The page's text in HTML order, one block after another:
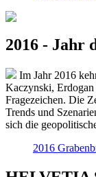
2016 - Jahr
Im Jahr 2016
Kaczynski,
Fragezeichen. Die
Trends und
sich die
2016